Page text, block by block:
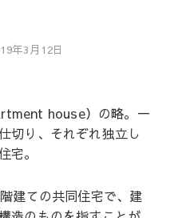
年3月12日
house）の略。一
切り、それぞれ独立し
宅。
建ての共同住宅で、建